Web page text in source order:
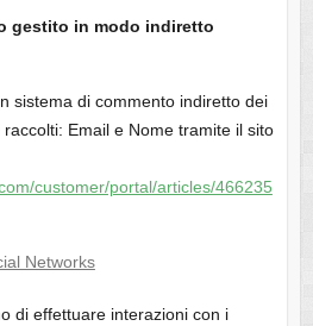
gestito in modo indiretto
sistema di commento indiretto dei
Email e Nome tramite il sito
customer/portal/articles/466235
Networks
di effettuare interazioni con i